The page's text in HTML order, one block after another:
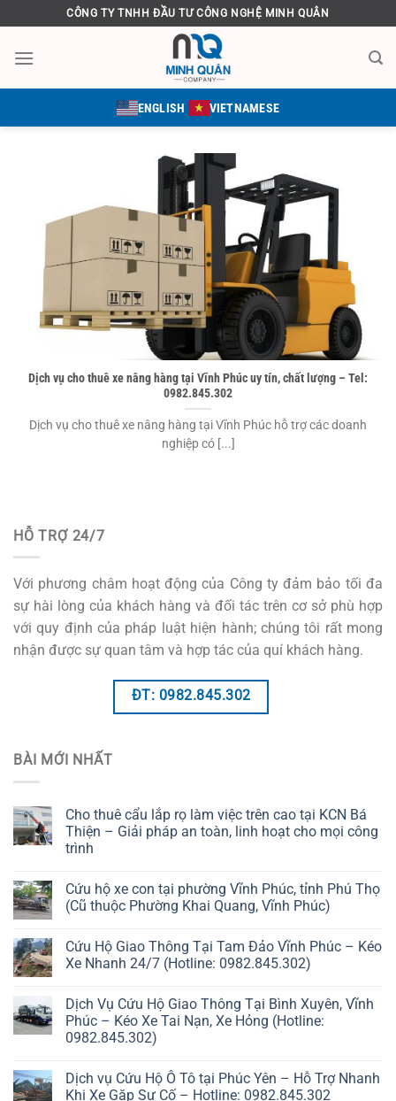
qua
nội
CÔNG TY TNHH ĐẦU TƯ CÔNG NGHỆ MINH QUÂN
ENGLISH VIETNAMESE
Dịch vụ cho thuê xe nâng hàng tại Vĩnh Phúc uy tín, chất lượng – Tel:
0982.845.302
Dịch vụ cho thuê xe nâng hàng tại Vĩnh Phúc hỗ trợ các doanh
nghiệp có [...]
HỖ TRỢ 24/7
Với phương châm hoạt động của Công ty đảm bảo tối đa
sự hài lòng của khách hàng và đối tác trên cơ sở phù hợp
với quy định của pháp luật hiện hành; chúng tôi rất mong
nhận được sự quan tâm và hợp tác của quí khách hàng.
ĐT: 0982.845.302
BÀI MỚI NHẤT
Cho thuê cẩu lắp rọ làm việc trên cao tại KCN Bá
Thiện – Giải pháp an toàn, linh hoạt cho mọi công
trình
Cứu hộ xe con tại phường Vĩnh Phúc, tỉnh Phú Thọ
(Cũ thuộc Phường Khai Quang, Vĩnh Phúc)
Cứu Hộ Giao Thông Tại Tam Đảo Vĩnh Phúc – Kéo
Xe Nhanh 24/7 (Hotline: 0982.845.302)
Dịch Vụ Cứu Hộ Giao Thông Tại Bình Xuyên, Vĩnh
Phúc – Kéo Xe Tai Nạn, Xe Hỏng (Hotline:
0982.845.302)
Dịch vụ Cứu Hộ Ô Tô tại Phúc Yên – Hỗ Trợ Nhanh
Khi Xe Gặp Sự Cố – Hotline: 0982.845.302